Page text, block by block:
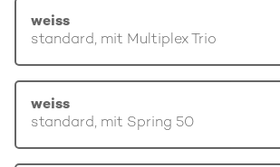
weiss
standard, mit Multiplex Trio
weiss
standard, mit Spring 50